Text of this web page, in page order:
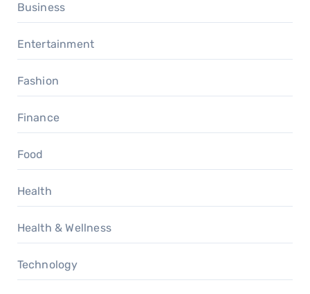
Business
Entertainment
Fashion
Finance
Food
Health
Health & Wellness
Technology